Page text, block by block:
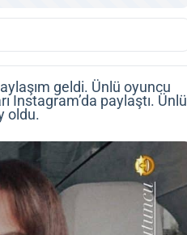
geldi. Ünlü oyuncu
Instagram’da paylaştı. Ünlü
oldu.